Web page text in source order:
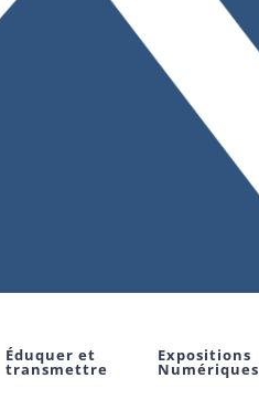
Éduquer et
transmettre
Expositions
Numériques